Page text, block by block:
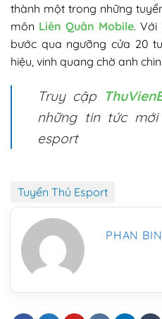
thành một trong những
môn Liên Quân Mobile. Với
bước qua ngưỡng cửa 20
hiệu, vinh quang chờ anh
Truy cập
những tin tức
esport
Tuyển Thủ Esport
PHAN